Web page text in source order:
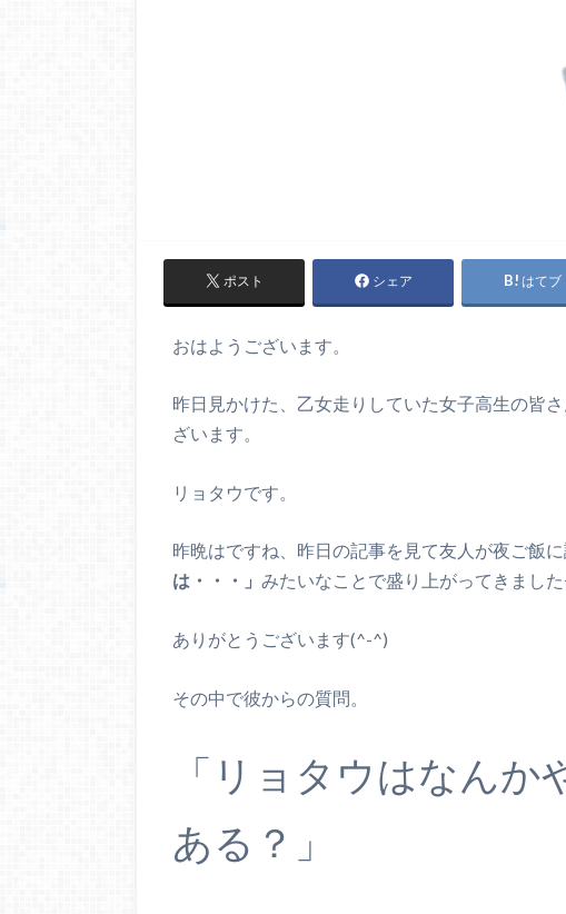
ポスト シェア はてブ
おはようございます。
昨日見かけた、乙女走りしていた女子高生の皆
ざいます。
リョタウです。
昨晩はですね、昨日の記事を見て友人が夜ご飯に
は・・・」 みたいなことで盛り上がってきました
ありがとうございます(^-^)
その中で彼からの質問。
「リョタウはなん
ある？」